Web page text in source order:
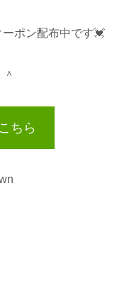
ポン配布中です💓
ちら